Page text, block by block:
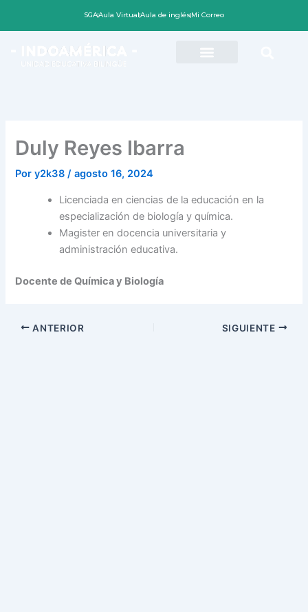
SGAAula VirtualAula de inglésMi Correo
Duly Reyes Ibarra
Pory2k38/agosto 16, 2024
Licenciada en ciencias de la educación en la
especialización de biología y química.
Magister en docencia universitaria y
administración educativa.
Docente de Química y Biología
ANTERIOR SIGUIENTE